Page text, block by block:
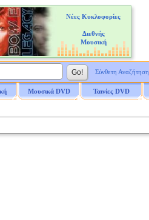
Νέες Κυκλοφορίες
Διεθνής
Μουσική
Σύνθετη Αναζήτηση
Μουσικά DVD Ταινίες DVD